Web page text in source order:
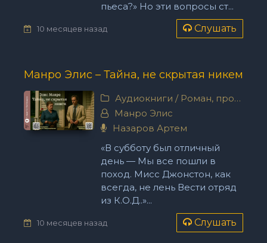
пьеса?» Но эти вопросы ст...
10 месяцев назад Слушать
Манро Элис – Тайна, не скрытая никем
Аудиокниги / Роман, проза
Манро Элис
Назаров Артем
«В субботу был отличный
день — Мы все пошли в
поход. Мисс Джонстон, как
всегда, не лень Вести отряд
из К.О.Д..»...
10 месяцев назад Слушать